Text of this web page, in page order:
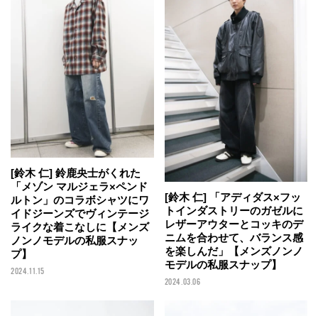
[鈴木 仁] 鈴鹿央士がくれた
「メゾン マルジェラ×ペンド
ルトン」のコラボシャツにワ
イドジーンズでヴィンテージ
ライクな着こなしに【メンズ
ノンノモデルの私服スナッ
プ】
2024.11.15
[鈴木 仁] 「アディダス×フッ
トインダストリーのガゼルに
レザーアウターとコッキのデ
ニムを合わせて、バランス感
を楽しんだ」【メンズノンノ
モデルの私服スナップ】
2024.03.06